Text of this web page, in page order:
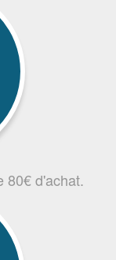
80€ d'achat.